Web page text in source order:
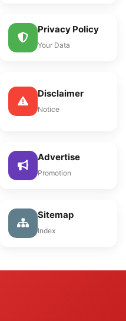
Privacy Policy
Your Data
Disclaimer
Notice
Advertise
Promotion
Sitemap
Index